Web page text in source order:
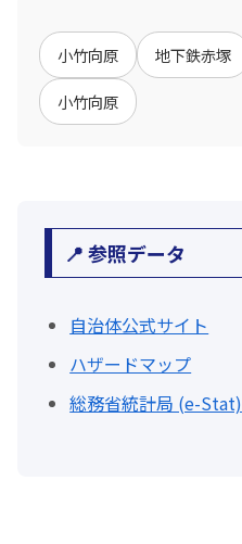
小竹向原 地下鉄赤塚
小竹向原
📍 参照データ
自治体公式サイト
ハザードマップ
総務省統計局 (e-Stat)